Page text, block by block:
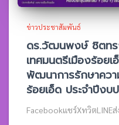
ข่าวประชาสัมพันธ์
ดร.วัฒนพงษ์ ชิตท
เทศมนตรีเมืองร้อยเ
พัฒนาการรักษาควา
ร้อยเอ็ด ประจำปีง
Facebookแชร์XทวิตLINE